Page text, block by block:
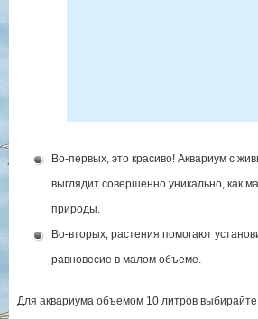
Во-первых, это красиво! Аквариум с
выглядит совершенно уникально, как
природы.
Во-вторых, растения помогают
равновесие в малом объеме.
Для аквариума объемом 10 литров выбирайте